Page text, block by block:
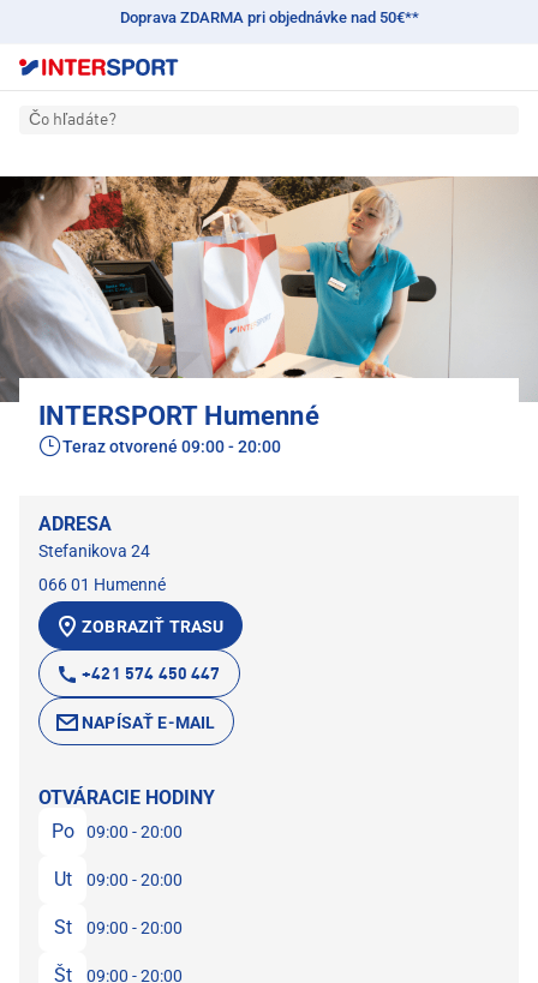
Doprava ZDARMA pri objednávke nad 50€**
Čo hľadáte?
INTERSPORT Humenné
Teraz otvorené 09:00 - 20:00
ADRESA
Stefanikova 24
066 01 Humenné
ZOBRAZIŤ TRASU
+421 574 450 447
NAPÍSAŤ E-MAIL
OTVÁRACIE HODINY
Po
09:00 - 20:00
Ut 09:00 - 20:00
St 09:00 - 20:00
Št 09:00 - 20:00